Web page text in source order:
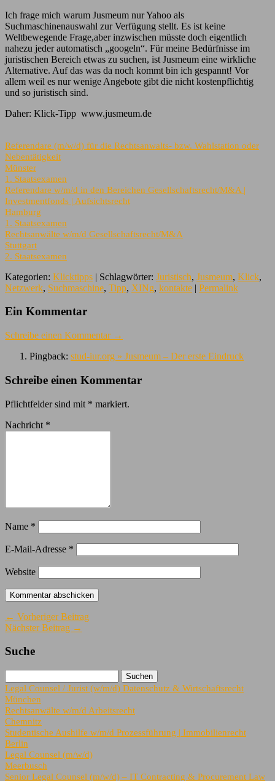
Ich frage mich warum Jusmeum nur Yahoo als
Suchmaschinenauswahl zur Verfügung stellt. Es ist keine
Weltbewegende Frage,aber inzwischen müsste doch eigentlich
nahezu jeder automatisch „googeln“. Für meine Bedürfnisse im
juristischen Bereich etwas zu suchen, ist Jusmeum eine wirkliche
Alternative. Auf das was da noch kommt bin ich gespannt! Vor
allem weil es nur wenige Angebote gibt die nicht kostenpflichtig
und so juristisch sind.
Daher: Klick-Tipp www.jusmeum.de
Referendare (m/w/d) für die Rechtsanwalts- bzw. Wahlstation oder
Nebentätigkeit
Münster
1. Staatsexamen
Referendare w/m/d in den Bereichen Gesellschaftsrecht/M&A |
Investmentfonds | Aufsichtsrecht
Hamburg
1. Staatsexamen
Rechtsanwälte w/m/d Gesellschaftsrecht/M&A
Stuttgart
2. Staatsexamen
Kategorien: Klicktipps | Schlagwörter: Juristisch, Jusmeum, Klick,
Netzwerk, Suchmaschine, Tipp, XINg, kontakte | Permalink
Ein Kommentar
Schreibe einen Kommentar →
Pingback: stud-iur.org » Jusmeum – Der erste Eindruck
Schreibe einen Kommentar
Pflichtfelder sind mit * markiert.
Nachricht *
Name *
E-Mail-Adresse *
Website
← Vorheriger Beitrag
Nächster Beitrag →
Suche
Legal Counsel / Jurist (w/m/d) Datenschutz & Wirtschaftsrecht
München
Rechtsanwälte w/m/d Arbeitsrecht
Chemnitz
Studentische Aushilfe w/m/d Prozessführung | Immobilienrecht
Berlin
Legal Counsel (m/w/d)
Meerbusch
Senior Legal Counsel (m/w/d) – IT Contracting & Procurement Law